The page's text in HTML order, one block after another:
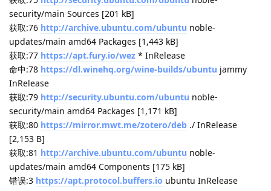
获取:35 https://mirrors.tuna.tsinghua.edu.cn/ubuntu
updates/main amd64 Components [175 kB]
获取:36 https://mirrors.tuna.tsinghua.edu.cn/ubuntu
updates/restricted amd64 Packages [1,957 kB]
获取:37 https://mirrors.tuna.tsinghua.edu.cn/ubuntu
updates/restricted Translation-en [441 kB]
获取:38http://security.ubuntu.com/ubuntu
security/universe Sources [320 kB]
获取:39https://mirrors.tuna.tsinghua.edu.cn/ubuntu
updates/restricted amd64 Components [212 B]
命中:40https://mirrors.tuna.tsinghua.edu.cn/linuxmint
Release
获取:41https://apt.0xe.meall InRelease [16.5 kB]
获取:43https://mirrors.tuna.tsinghua.edu.cn/ubuntunoble-